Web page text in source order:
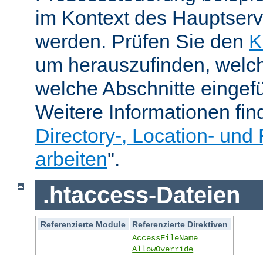
im Kontext des
werden. Prüfen Sie den
um herauszufinden,
welche Abschnitte
Weitere Informationen
Directory-, Location- und
arbeiten".
.htaccess-Dateien
Referenzierte Module
Referenzierte Direktiven
AccessFileName
AllowOverride